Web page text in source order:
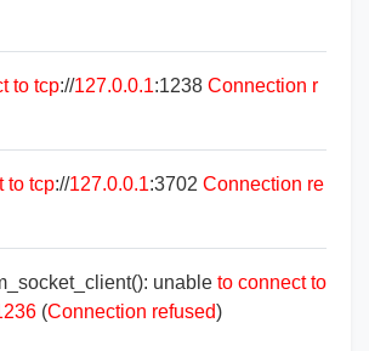
to tcp://127.0.0.1:1238 Connection r
to tcp://127.0.0.1:3702 Connection re
unable to connect to
(Connection refused)